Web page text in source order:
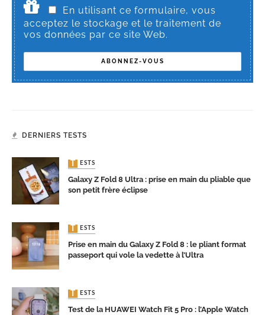
En utilisant ce formulaire, vous
acceptez le stockage et le traitement de
vos données par ce site Web.
DERNIERS TESTS
TESTS
Galaxy Z Fold 8 Ultra : prise en main du pliable que
son petit frère éclipse
TESTS
Prise en main du Galaxy Z Fold 8 : le pliant format
passeport qui vole la vedette à l’Ultra
TESTS
Test de la HUAWEI Watch Fit 5 Pro : l’Apple Watch